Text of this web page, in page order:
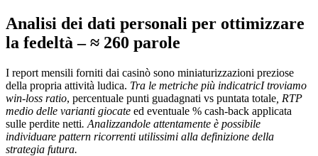
Analisi dei dati personali per ottimizzare
la fedeltà – ≈ 260 parole
I report mensili forniti dai casinò sono miniaturizzazioni preziose
della propria attività ludica. Tra le metriche più indicatricI troviamo
win‑loss ratio, percentuale punti guadagnati vs puntata totale , RTP
medio delle varianti giocate ed eventuale % cash‑back applicata
sulle perdite netti. Analizzandole attentamente è possibile
individuare pattern ricorrenti utilissimi alla definizione della
strategia futura.